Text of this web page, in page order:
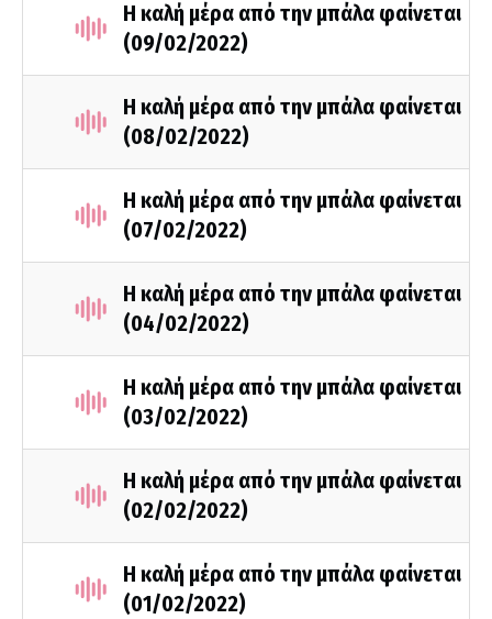
Η καλή μέρα από την μπάλα φαίνεται
(09/02/2022)
Η καλή μέρα από την μπάλα φαίνεται
(08/02/2022)
Η καλή μέρα από την μπάλα φαίνεται
(07/02/2022)
Η καλή μέρα από την μπάλα φαίνεται
(04/02/2022)
Η καλή μέρα από την μπάλα φαίνεται
(03/02/2022)
Η καλή μέρα από την μπάλα φαίνεται
(02/02/2022)
Η καλή μέρα από την μπάλα φαίνεται
(01/02/2022)